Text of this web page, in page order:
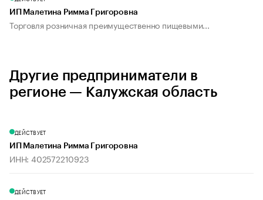
ИП Малетина Римма Григоровна
Торговля розничная преимущественно пищевыми...
Другие предприниматели в
регионе — Калужская область
ДЕЙСТВУЕТ
ИП Малетина Римма Григоровна
ИНН: 402572210923
ДЕЙСТВУЕТ